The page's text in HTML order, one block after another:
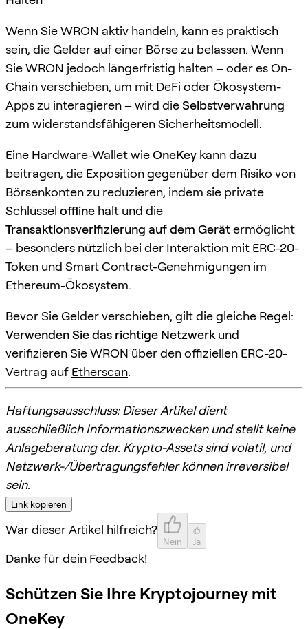
Wenn Sie WRON aktiv handeln, kann es praktisch
sein, die Gelder auf einer Börse zu belassen. Wenn
Sie WRON jedoch längerfristig halten – oder es On-
Chain verschieben, um mit DeFi oder Ökosystem-
Apps zu interagieren – wird dieSelbstverwahrung
zum widerstandsfähigeren Sicherheitsmodell.
Eine Hardware-Wallet wieOneKey kann dazu
beitragen, die Exposition gegenüber dem Risiko von
Börsenkonten zu reduzieren, indem sie private
Schlüssel offline hält und die
Transaktionsverifizierung auf dem Gerätermöglicht
– besonders nützlich bei der Interaktion mit ERC-20-
Token und Smart Contract-Genehmigungen im
Ethereum-Ökosystem.
Bevor Sie Gelder verschieben, gilt die gleiche Regel:
Verwenden Sie das richtige Netzwerk und
verifizieren Sie WRON über den offiziellen ERC-20-
Vertrag auf Etherscan.
Haftungsausschluss: Dieser Artikel dient
ausschließlich Informationszwecken und stellt keine
Anlageberatung dar. Krypto-Assets sind volatil, und
Netzwerk-/Übertragungsfehler können irreversibel
sein.
Link kopieren
War dieser Artikel hilfreich?
Nein Ja
Danke für dein Feedback!
Schützen Sie Ihre Kryptojourney mit
OneKey